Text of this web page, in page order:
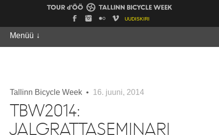
UUDISKIRI
Menüü ↓
Tallinn Bicycle Week • 16. juuni, 2014
TBW2014:
JALGRATTASEMINARI